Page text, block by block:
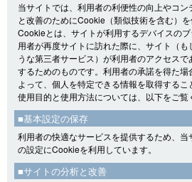
当サイトでは、利用者の利便性の向上やコ
と改善のためにCookie（類似技術を含む）を
Cookieとは、サイトが利用するデバイスの
用者が再度サイトに訪れた際に、サイト（
うな第三者サービス）が利用者のアクセス
するためのものです。利用者の承諾を得た
よって、個人を特定できる情報を取得するこ
使用目的と使用方法については、以下をご覧
■基本設定の保存
利用者の快適なサービスを提供するため、
の設定にCookieを利用しています。
■サイトの分析と改善